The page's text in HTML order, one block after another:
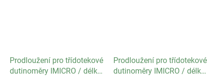
Prodloužení pro třídotekové
dutinoměry IMICRO / délka
Prodloužení pro třídotekové
dutinoměry IMICRO / délka